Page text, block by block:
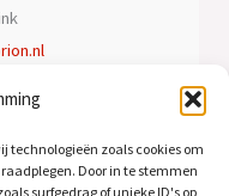
technologieën zoals cookies om
Door in te stemmen
surfgedrag of unieke ID's op
orion.nl